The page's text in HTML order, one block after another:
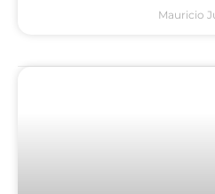
Mauricio